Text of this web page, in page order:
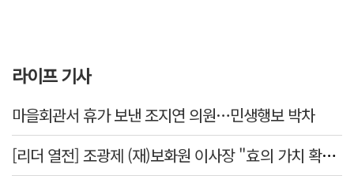
라이프 기사
마을회관서 휴가 보낸 조지연 의원…민생행보 박차
[리더 열전] 조광제 (재)보화원 이사장 "효의 가치 확산 위해 젊은층 참여 이끌어낼 것"